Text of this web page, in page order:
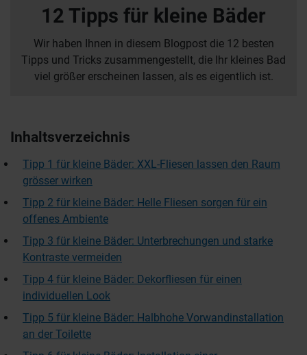
12 Tipps für kleine Bäder
Wir haben Ihnen in diesem Blogpost die 12 besten
Tipps und Tricks zusammengestellt, die Ihr kleines Bad
viel größer erscheinen lassen, als es eigentlich ist.
Inhaltsverzeichnis
Tipp 1 für kleine Bäder: XXL-Fliesen lassen den Raum
grösser wirken
Tipp 2 für kleine Bäder: Helle Fliesen sorgen für ein
offenes Ambiente
Tipp 3 für kleine Bäder: Unterbrechungen und starke
Kontraste vermeiden
Tipp 4 für kleine Bäder: Dekorfliesen für einen
individuellen Look
Tipp 5 für kleine Bäder: Halbhohe Vorwandinstallation
an der Toilette